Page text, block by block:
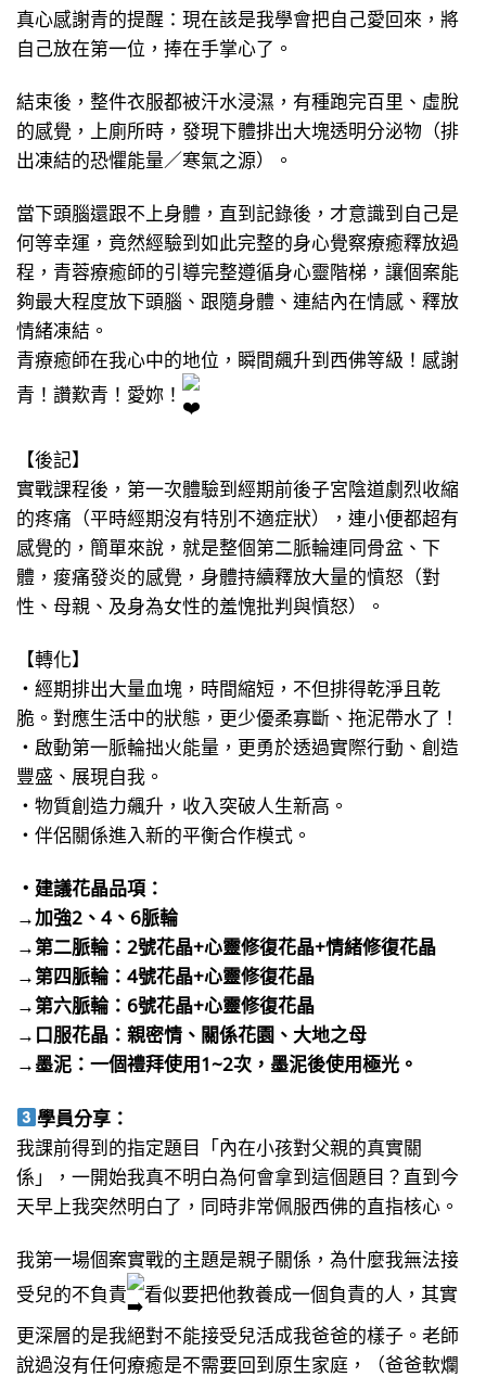
真心感謝青的提醒：現在該是我學會把自己愛回來，將
自己放在第一位，捧在手掌心了。
結束後，整件衣服都被汗水浸濕，有種跑完百里、虛脫
的感覺，上廁所時，發現下體排出大塊透明分泌物（排
出凍結的恐懼能量／寒氣之源）。
當下頭腦還跟不上身體，直到記錄後，才意識到自己是
何等幸運，竟然經驗到如此完整的身心覺察療癒釋放過
程，青蓉療癒師的引導完整遵循身心靈階梯，讓個案能
夠最大程度放下頭腦、跟隨身體、連結內在情感、釋放
情緒凍結。
青療癒師在我心中的地位，瞬間飆升到西佛等級！感謝
青！讚歎青！愛妳！
【後記】
實戰課程後，第一次體驗到經期前後子宮陰道劇烈收縮
的疼痛（平時經期沒有特別不適症狀），連小便都超有
感覺的，簡單來說，就是整個第二脈輪連同骨盆、下
體，痠痛發炎的感覺，身體持續釋放大量的憤怒（對
性、母親、及身為女性的羞愧批判與憤怒）。
【轉化】
・經期排出大量血塊，時間縮短，不但排得乾淨且乾
脆。對應生活中的狀態，更少優柔寡斷、拖泥帶水了！
・啟動第一脈輪拙火能量，更勇於透過實際行動、創造
豐盛、展現自我。
・物質創造力飆升，收入突破人生新高。
・伴侶關係進入新的平衡合作模式。
・建議花晶品項：
→加強2、4、6脈輪
→第二脈輪：2號花晶+心靈修復花晶+情緒修復花晶
→第四脈輪：4號花晶+心靈修復花晶
→第六脈輪：6號花晶+心靈修復花晶
→口服花晶：親密情、關係花園、大地之母
→墨泥：一個禮拜使用1~2次，墨泥後使用極光。
學員分享：
我課前得到的指定題目「內在小孩對父親的真實關
係」，一開始我真不明白為何會拿到這個題目？直到今
天早上我突然明白了，同時非常佩服西佛的直指核心。
我第一場個案實戰的主題是親子關係，為什麼我無法接
受兒的不負責
看似要把他教養成一個負責的人，其實
更深層的是我絕對不能接受兒活成我爸爸的樣子。老師
說過沒有任何療癒是不需要回到原生家庭，（爸爸軟爛